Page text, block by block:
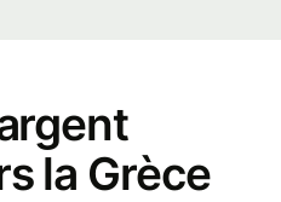
la Grèce